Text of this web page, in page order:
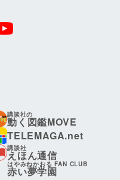
講談社の
動く図鑑MOVE
TELEMAGA.net
講談社
えほん通信
はやみねかおる FAN CLUB
赤い夢学園